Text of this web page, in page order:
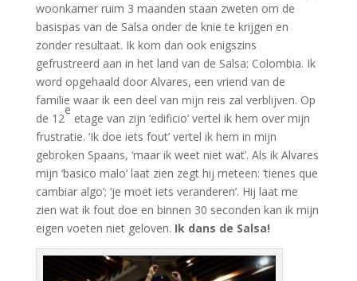
woonkamer ruim 3 maanden staan zweten om de
basispas van de Salsa onder de knie te krijgen en
zonder resultaat. Ik kom dan ook enigszins
gefrustreerd aan in het land van de Salsa: Colombia. Ik
word opgehaald door Alvares, een vriend van de
familie waar ik een deel van mijn reis zal verblijven. Op
de 12
e
etage van zijn ‘edificio’ vertel ik hem over mijn
frustratie. ‘Ik doe iets fout’ vertel ik hem in mijn
gebroken Spaans, ‘maar ik weet niet wat’. Als ik Alvares
mijn ‘basico malo’ laat zien zegt hij meteen: ‘tienes que
cambiar algo’; ‘je moet iets veranderen’. Hij laat me
zien wat ik fout doe en binnen 30 seconden kan ik mijn
eigen voeten niet geloven. Ik dans de Salsa!